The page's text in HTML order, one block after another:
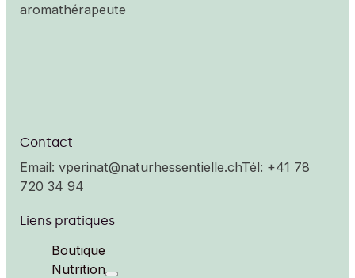
pharmacienne diplômée, nutritionniste &
Contact
Email: vperinat@naturhessentielle.ch
Boutique